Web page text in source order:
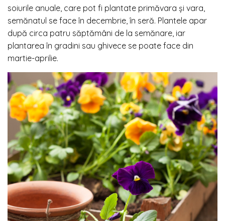
soiurile anuale, care pot fi plantate primăvara și vara,
semănatul se face în decembrie, în seră. Plantele apar
după circa patru săptămâni de la semănare, iar
plantarea în gradini sau ghivece se poate face din
martie-aprilie.